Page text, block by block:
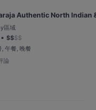
Authentic North Indian
區域
• $$$$
, 午餐, 晚餐
論